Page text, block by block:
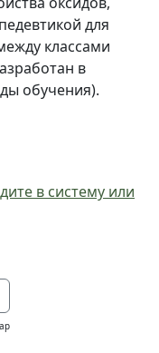
для
классами
в
обучения).
в систему или